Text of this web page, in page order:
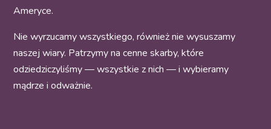
Ameryce.
Nie wyrzucamy wszystkiego, również nie wysuszamy
naszej wiary. Patrzymy na cenne skarby, które
odziedziczyliśmy — wszystkie z nich — i wybieramy
mądrze i odważnie.